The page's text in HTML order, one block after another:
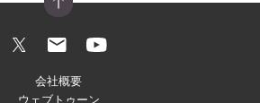
会社概要
ウェブトゥーン